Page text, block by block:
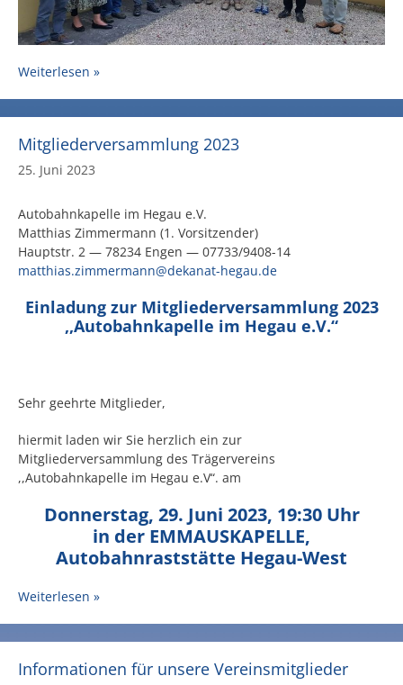
Weiterlesen »
Mitgliederversammlung 2023
25. Juni 2023
Autobahnkapelle im Hegau e.V.
Matthias Zimmermann (1. Vorsitzender)
Hauptstr. 2 — 78234 Engen — 07733/9408-14
matthias.zimmermann@dekanat-hegau.de
Einladung zur Mitgliederversammlung 2023
,,Autobahnkapelle im Hegau e.V.“
Sehr geehrte Mitglieder,
hiermit laden wir Sie herzlich ein zur
Mitgliederversammlung des Trägervereins
,,Autobahnkapelle im Hegau e.V“. am
Donnerstag, 29. Juni 2023, 19:30 Uhr
in der EMMAUSKAPELLE,
Autobahnraststätte Hegau-West
Weiterlesen »
Informationen für unsere Vereinsmitglieder